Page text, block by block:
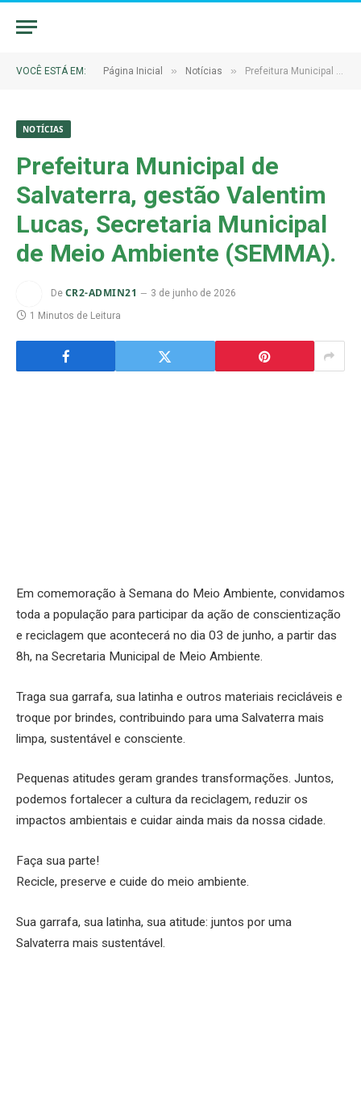
VOCÊ ESTÁ EM: Página Inicial » Notícias » Prefeitura Municipal de Salvaterra, gestão Valentim Lucas, Secretaria Municipal de Meio Ambiente (SEMMA).
NOTÍCIAS
Prefeitura Municipal de
Salvaterra, gestão Valentim
Lucas, Secretaria Municipal
de Meio Ambiente (SEMMA).
De CR2-ADMIN21
3 de junho de 2026
1 Minutos de Leitura
Em comemoração à Semana do Meio Ambiente, convidamos
toda a população para participar da ação de conscientização
e reciclagem que acontecerá no dia 03 de junho, a partir das
8h, na Secretaria Municipal de Meio Ambiente.
Traga sua garrafa, sua latinha e outros materiais recicláveis e
troque por brindes, contribuindo para uma Salvaterra mais
limpa, sustentável e consciente.
Pequenas atitudes geram grandes transformações. Juntos,
podemos fortalecer a cultura da reciclagem, reduzir os
impactos ambientais e cuidar ainda mais da nossa cidade.
Faça sua parte!
Recicle, preserve e cuide do meio ambiente.
Sua garrafa, sua latinha, sua atitude: juntos por uma
Salvaterra mais sustentável.